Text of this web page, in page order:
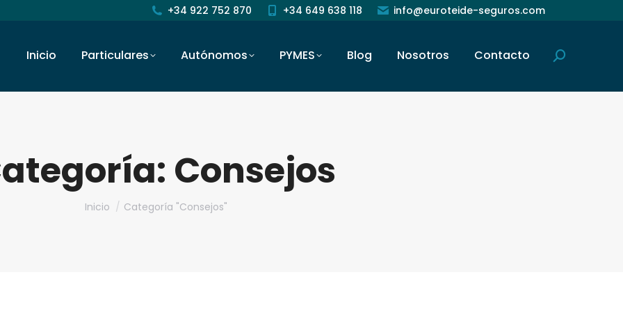
+34 922 752 870 +34 649 638 118 info@euroteide-seguros.com
Inicio Particulares Autónomos PYMES Blog Nosotros Contacto Buscar:
Consejos
Estás aquí:
Inicio Categoría "Consejos"